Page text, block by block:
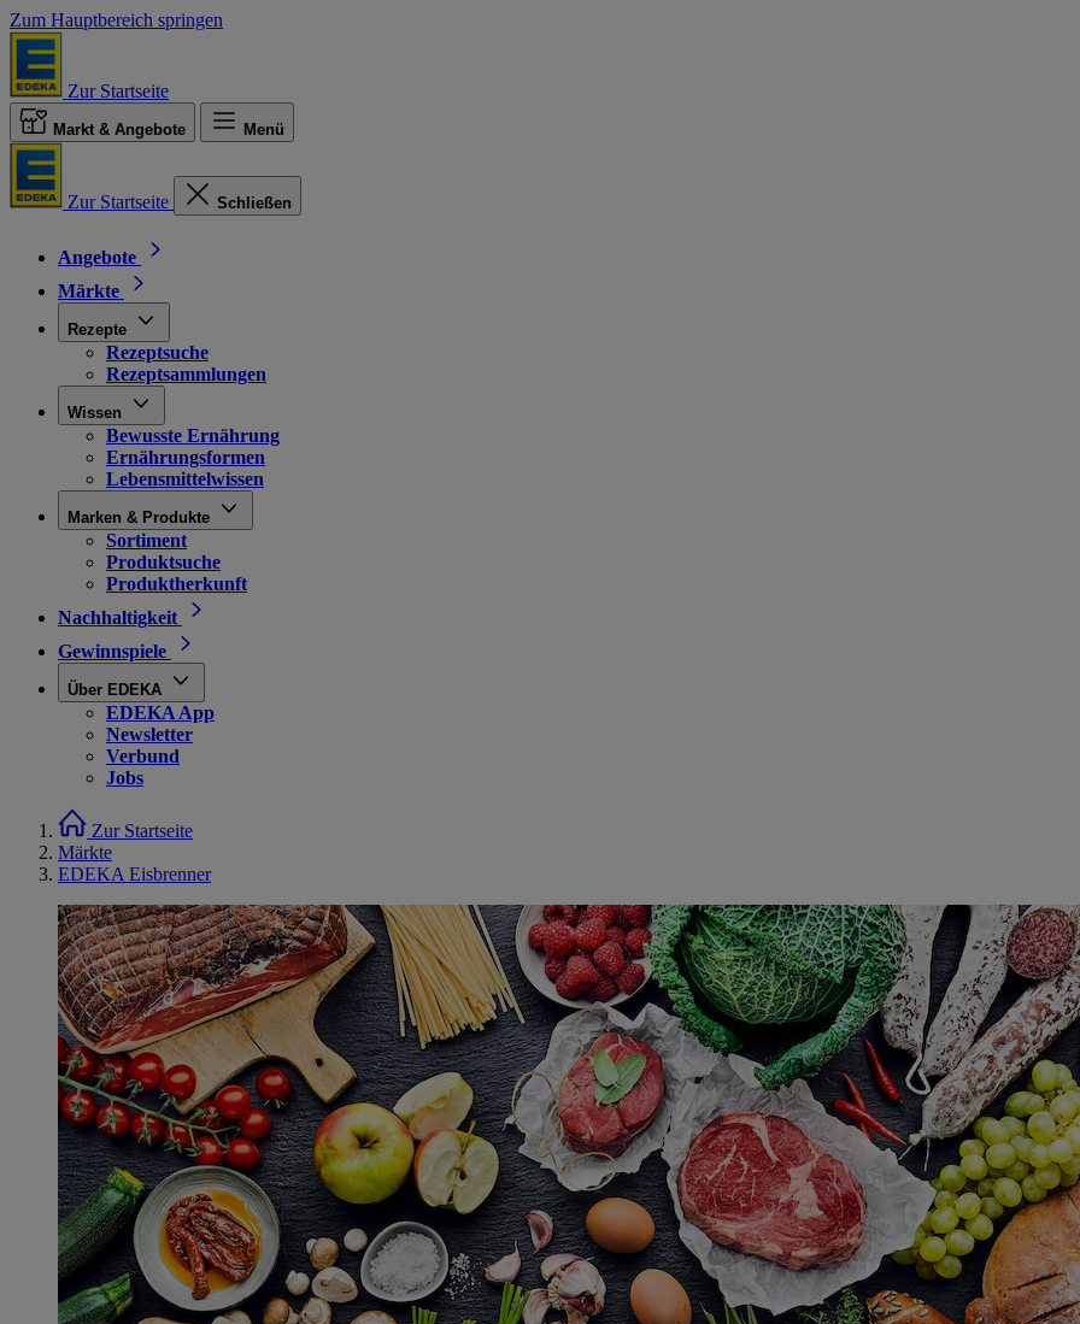
Zum Hauptbereich springen
Zur Startseite
Markt & Angebote Menü
Zur Startseite Schließen
Angebote
Märkte
Rezepte
Rezeptsuche
Rezeptsammlungen
Wissen
Bewusste Ernährung
Ernährungsformen
Lebensmittelwissen
Marken & Produkte
Sortiment
Produktsuche
Produktherkunft
Nachhaltigkeit
Gewinnspiele
Über EDEKA
EDEKA App
Newsletter
Verbund
Jobs
Zur Startseite
Märkte
EDEKA Eisbrenner